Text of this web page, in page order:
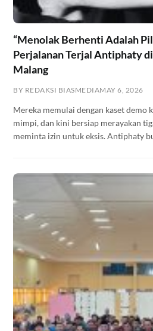
“Menolak Berhenti Adalah
Perjalanan Terjal Antiphaty
Malang
BY REDAKSI BIASMEDIAMAY 6, 2026
Mereka memulai dengan kaset demo
mimpi, dan kini bersiap merayakan
meminta izin untuk eksis. Antiphaty